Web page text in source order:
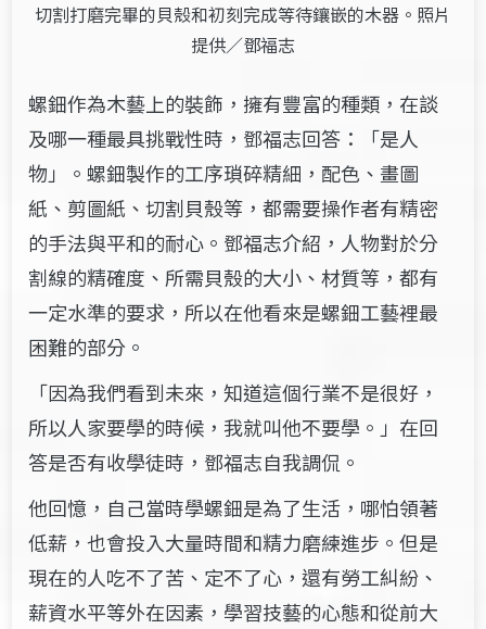
切割打磨完畢的貝殼和初刻完成等待鑲嵌的木器。照片
提供／鄧福志
螺鈿作為木藝上的裝飾，擁有豐富的種類，在談
及哪一種最具挑戰性時，鄧福志回答：「是人
物」。螺鈿製作的工序瑣碎精細，配色、畫圖
紙、剪圖紙、切割貝殼等，都需要操作者有精密
的手法與平和的耐心。鄧福志介紹，人物對於分
割線的精確度、所需貝殼的大小、材質等，都有
一定水準的要求，所以在他看來是螺鈿工藝裡最
困難的部分。
「因為我們看到未來，知道這個行業不是很好，
所以人家要學的時候，我就叫他不要學。」在回
答是否有收學徒時，鄧福志自我調侃。
他回憶，自己當時學螺鈿是為了生活，哪怕領著
低薪，也會投入大量時間和精力磨練進步。但是
現在的人吃不了苦、定不了心，還有勞工糾紛、
薪資水平等外在因素，學習技藝的心態和從前大